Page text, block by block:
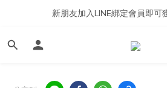
新朋友加入LINE綁定會員即可